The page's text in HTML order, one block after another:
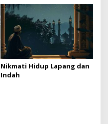
dan Dai Teladan Bangsa
Nikmati Hidup Lapang dan
Indah